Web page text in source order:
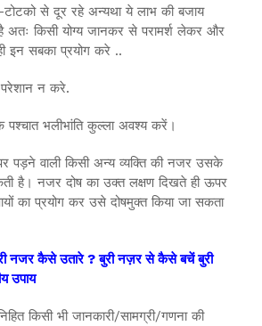
से दूर रहे अन्यथा ये लाभ की बजाय
किसी योग्य जानकर से परामर्श लेकर और
इन सबका प्रयोग करे ..
न करे.
भलीभांति कुल्ला अवश्य करें।
पड़ने वाली किसी अन्य व्यक्ति की नजर उसके
है। नजर दोष का उक्त लक्षण दिखते ही ऊपर
का प्रयोग कर उसे दोषमुक्त किया जा सकता
नजर कैसे उतारे ? बुरी नज़र से कैसे बचें बुरी
उपाय
किसी भी जानकारी/सामग्री/गणना की